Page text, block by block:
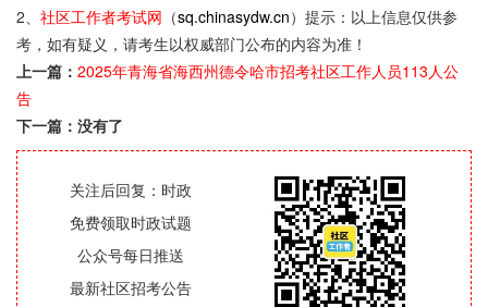
2、 社区工作者考试网 （sq.chinasydw.cn）提示：以上信息仅供参
考，如有疑义，请考生以权威部门公布的内容为准！
上一篇： 2025年青海省海西州德令哈市招考社区工作人员113人公
告
下一篇：没有了
关注后回复：时政
免费领取时政试题
公众号每日推送
最新社区招考公告